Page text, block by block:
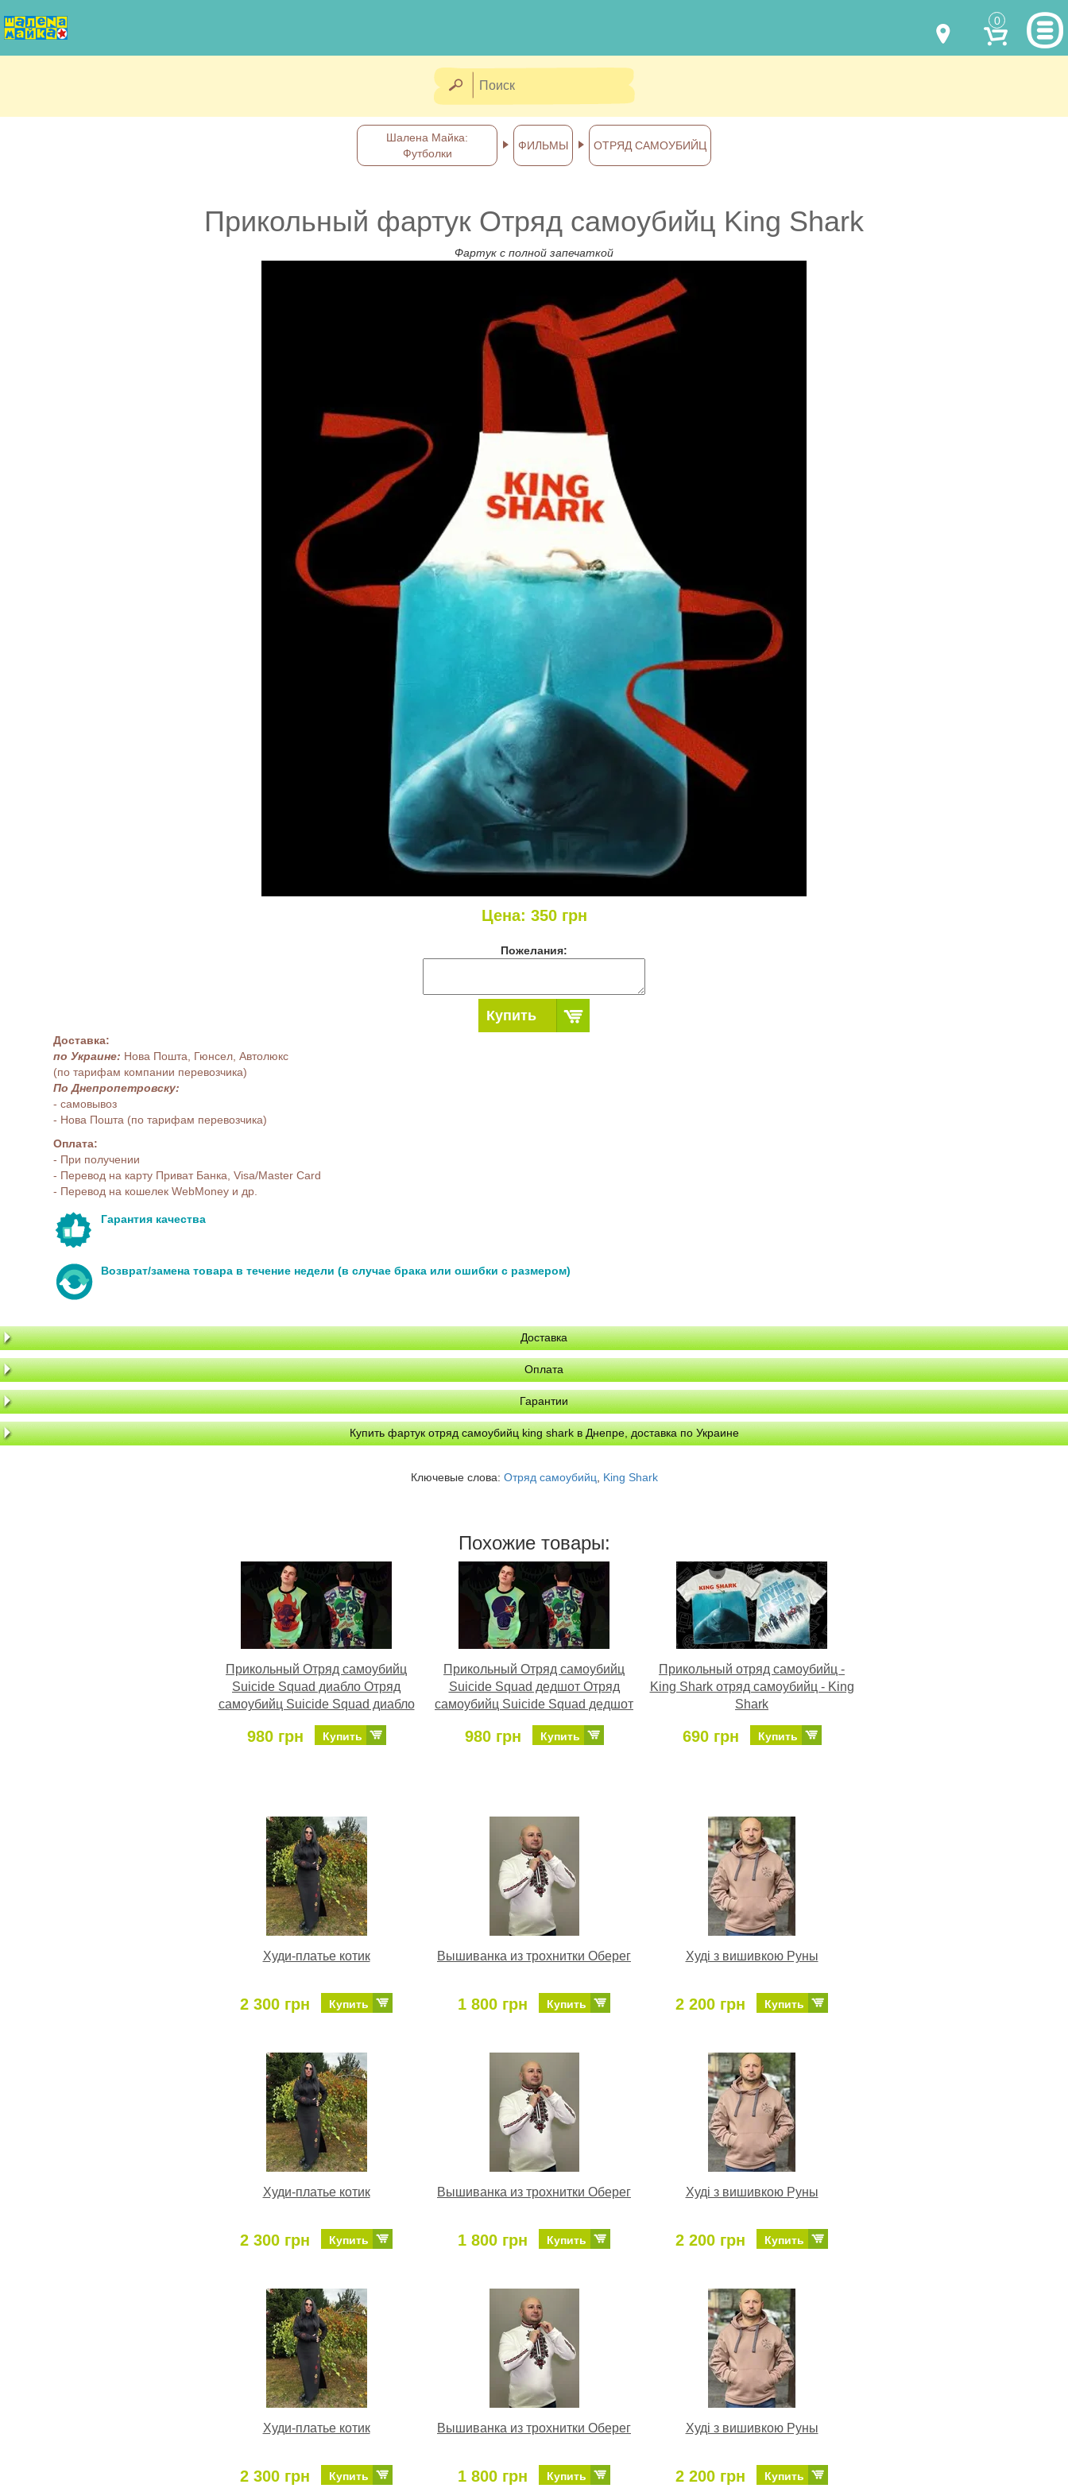
0
Посмотреть на карте
Шалена Майка:
Футболки
ФИЛЬМЫ ОТРЯД САМОУБИЙЦ
Прикольный фартук Отряд самоубийц King Shark
Фартук с полной запечаткой
Цена: 350грн
Пожелания:
Купить
Доставка:
по Украине: Нова Пошта, Гюнсел, Автолюкс
(по тарифам компании перевозчика)
По Днепропетровску:
- самовывоз
- Нова Пошта (по тарифам перевозчика)
Оплата:
- При получении
- Перевод на карту Приват Банка, Visa/Master Card
- Перевод на кошелек WebMoney и др.
Гарантия качества
Возврат/замена товара в течение недели (в случае брака или ошибки с размером)
Доставка
Оплата
Гарантии
Купить фартук отряд самоубийц king shark в Днепре, доставка по Украине
Ключевые слова: Отряд самоубийц King Shark
Похожие товары:
Прикольный Отряд самоубийц
Suicide Squad диабло Отряд
самоубийц Suicide Squad диабло
980 грн Купить
Прикольный Отряд самоубийц
Suicide Squad дедшот Отряд
самоубийц Suicide Squad дедшот
980 грн Купить
Прикольный отряд самоубийц -
King Shark отряд самоубийц - King
Shark
690 грн Купить
Худи-платье котик
2 300 грн Купить
Вышиванка из трохнитки Оберег
1 800 грн Купить
Худі з вишивкою Руны
2 200 грн Купить
Худи-платье котик
2 300 грн Купить
Вышиванка из трохнитки Оберег
1 800 грн Купить
Худі з вишивкою Руны
2 200 грн Купить
Худи-платье котик
2 300 грн Купить
Вышиванка из трохнитки Оберег
1 800 грн Купить
Худі з вишивкою Руны
2 200 грн Купить